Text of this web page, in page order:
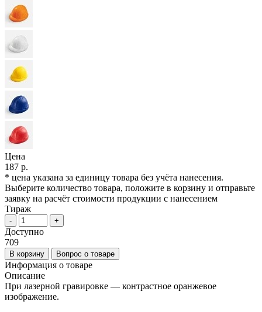
Цена
187 р.
* цена указана за единицу товара без учёта нанесения.
Выберите количество товара, положите в корзину и отправьте
заявку на расчёт стоимости продукции с нанесением
Тираж
- +
Доступно
709
В корзину Вопрос о товаре
Информация о товаре
Описание
При лазерной гравировке — контрастное оранжевое
изображение.